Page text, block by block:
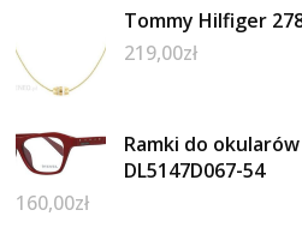
Tommy Hilfiger
219,00zł
Ramki do
DL5147D067-54
160,00zł